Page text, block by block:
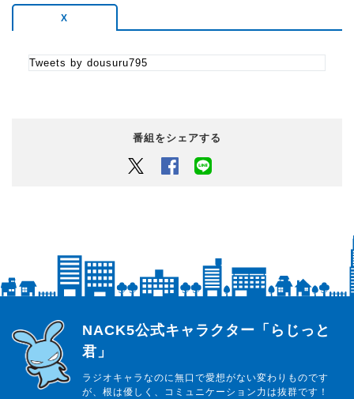
X
Tweets by dousuru795
番組をシェアする
Twitter Facebook
らじっと君
NACK5公式キャラクター「らじっと
君」
ラジオキャラなのに無口で愛想がない変わりものです
が、根は優しく、コミュニケーション力は抜群です！